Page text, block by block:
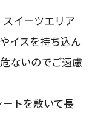
イーツエリア
イスを持ち込ん
ないのでご遠慮
トを敷いて長